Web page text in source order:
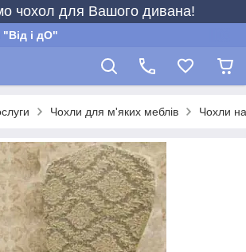
чохол для Вашого дивана!
"Від і дО"
Чохли для м'яких меблів Чохли на